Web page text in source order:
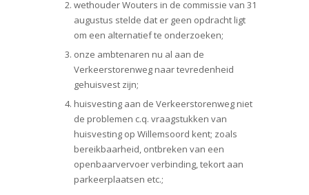
wethouder Wouters in de commissie van 31
augustus stelde dat er geen opdracht ligt
om een alternatief te onderzoeken;
onze ambtenaren nu al aan de
Verkeerstorenweg naar tevredenheid
gehuisvest zijn;
huisvesting aan de Verkeerstorenweg niet
de problemen c.q. vraagstukken van
huisvesting op Willemsoord kent; zoals
bereikbaarheid, ontbreken van een
openbaarvervoer verbinding, tekort aan
parkeerplaatsen etc.;